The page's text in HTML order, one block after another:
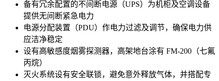
备有冗余配置的不间断电源（UPS）为机柜及空调设备
提供无间断紧急电力
电源分配装置（PDU）作电力过滤及调节，确保电力供
应洁净稳定
设有高敏感度烟雾探测器，高架地台涂有 FM-200（七氟
丙烷）
灭火系统设有安全联锁，避免意外释放气体，并搭配专